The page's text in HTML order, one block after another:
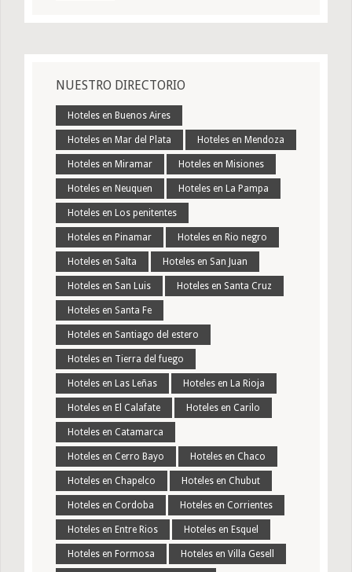
NUESTRO DIRECTORIO
Hoteles en Buenos Aires
Hoteles en Mar del Plata Hoteles en Mendoza
Hoteles en Miramar Hoteles en Misiones
Hoteles en Neuquen Hoteles en La Pampa
Hoteles en Los penitentes
Hoteles en Pinamar Hoteles en Rio negro
Hoteles en Salta Hoteles en San Juan
Hoteles en San Luis Hoteles en Santa Cruz
Hoteles en Santa Fe
Hoteles en Santiago del estero
Hoteles en Tierra del fuego
Hoteles en Las Leñas Hoteles en La Rioja
Hoteles en El Calafate Hoteles en Carilo
Hoteles en Catamarca
Hoteles en Cerro Bayo Hoteles en Chaco
Hoteles en Chapelco Hoteles en Chubut
Hoteles en Cordoba Hoteles en Corrientes
Hoteles en Entre Rios Hoteles en Esquel
Hoteles en Formosa Hoteles en Villa Gesell